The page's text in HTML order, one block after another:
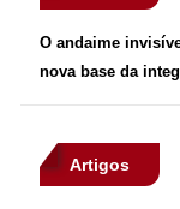
O andaime
nova base da
Artigos